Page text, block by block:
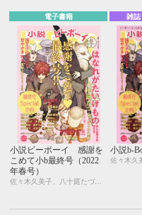
電子書籍
小説ビーボーイ 感謝を
こめて小b最終号（2022
年春号）
雑誌
小説b-